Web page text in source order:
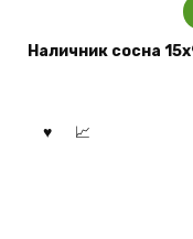
Наличник сосна